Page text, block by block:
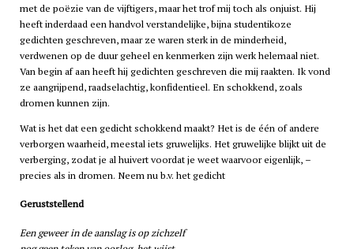
met de poëzie van de vijftigers, maar het trof mij toch als onjuist. Hij
heeft inderdaad een handvol verstandelijke, bijna studentikoze
gedichten geschreven, maar ze waren sterk in de minderheid,
verdwenen op de duur geheel en kenmerken zijn werk helemaal niet.
Van begin af aan heeft hij gedichten geschreven die mij raakten. Ik vond
ze aangrijpend, raadselachtig, konfidentieel. En schokkend, zoals
dromen kunnen zijn.
Wat is het dat een gedicht schokkend maakt? Het is de één of andere
verborgen waarheid, meestal iets gruwelijks. Het gruwelijke blijkt uit de
verberging, zodat je al huivert voordat je weet waarvoor eigenlijk, –
precies als in dromen. Neem nu b.v. het gedicht
Geruststellend
Een geweer in de aanslag is op zichzelf